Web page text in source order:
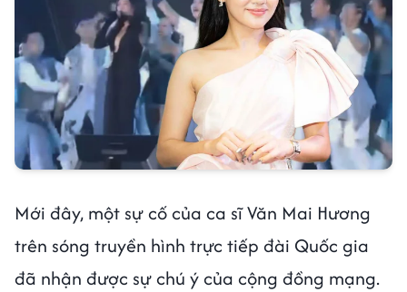
Mới đây, một sự cố của ca sĩ Văn Mai Hương
trên sóng truyền hình trực tiếp đài Quốc gia
đã nhận được sự chú ý của cộng đồng mạng.